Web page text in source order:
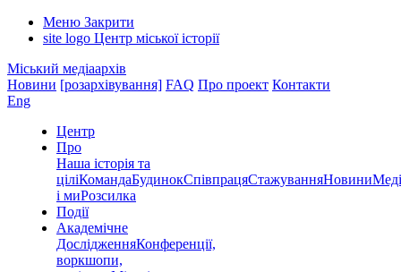
Меню Закрити
site logo Центр міської історії
Міський медіаархів
Новини [розархівування] FAQ Про проект Контакти
Eng
Центр
Про
Наша історія та
ціліКомандаБудинокСпівпрацяСтажуванняНовини
і миРозсилка
Події
Академічне
ДослідженняКонференції,
воркшопи,